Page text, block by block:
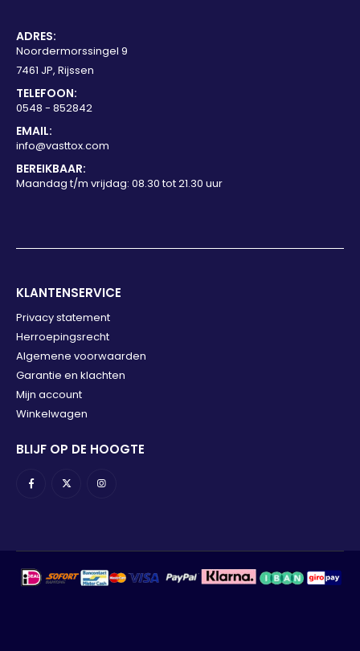
ADRES:
Noordermorssingel 9
7461 JP, Rijssen
TELEFOON:
0548 - 852842
EMAIL:
info@vasttox.com
BEREIKBAAR:
Maandag t/m vrijdag: 08.30 tot 21.30 uur
KLANTENSERVICE
Privacy statement
Herroepingsrecht
Algemene voorwaarden
Garantie en klachten
Mijn account
Winkelwagen
BLIJF OP DE HOOGTE